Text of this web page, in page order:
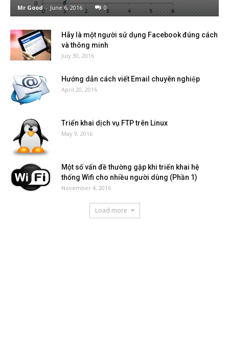
Mr Good - June 6, 2016 0
Hãy là một người sử dụng Facebook đúng cách
và thông minh
July 30, 2016
Hướng dẫn cách viết Email chuyên nghiệp​
April 20, 2016
Triển khai dịch vụ FTP trên Linux​
May 9, 2016
Một số vấn đề thường gặp khi triển khai hệ
thống Wifi cho nhiều người dùng (Phần 1)
November 4, 2016
Load more